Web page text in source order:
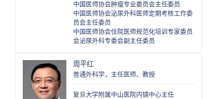
中国医师协会肿瘤专业委员会主任委员
中国医师协会泌尿外科医师定期考核工作委
员会主任委员
中国医师协会住院医师规范化培训专家委员
会泌尿外科专委会副主任委员
周平红
普通外科学，主任医师、教授
复旦大学附属中山医院内镜中心主任